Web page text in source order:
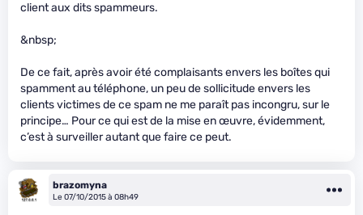
client aux dits spammeurs.
&nbsp;
De ce fait, après avoir été complaisants envers les boîtes qui
spamment au téléphone, un peu de sollicitude envers les
clients victimes de ce spam ne me paraît pas incongru, sur le
principe… Pour ce qui est de la mise en œuvre, évidemment,
c’est à surveiller autant que faire ce peut.
brazomyna
Le 07/10/2015 à 08h49